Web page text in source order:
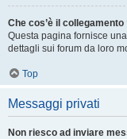
Che cos’è il collegamento
Questa pagina fornisce
dettagli sui forum da loro
Top
Messaggi privati
Non riesco ad inviare